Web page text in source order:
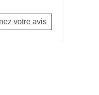
votre avis